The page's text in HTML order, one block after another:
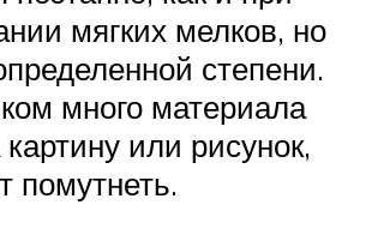
мягких мелков, но
степени.
много материала
или рисунок,
помутнеть.